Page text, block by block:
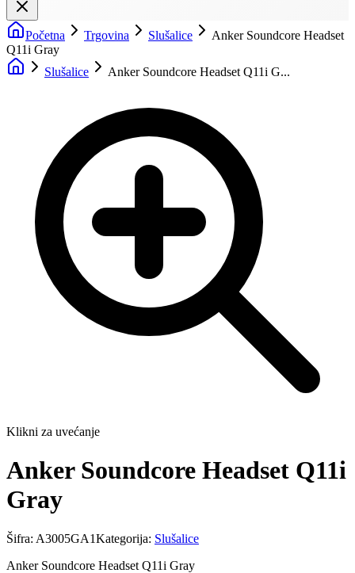
Početna Trgovina Slušalice
Anker Soundcore Headset
Q11i Gray
Slušalice
Anker Soundcore Headset Q11i G...
Klikni za uvećanje
Anker Soundcore Headset Q11i
Gray
Šifra: A3005GA1Kategorija: Slušalice
Anker Soundcore Headset Q11i Gray